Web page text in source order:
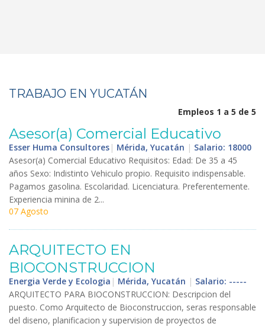
TRABAJO EN YUCATÁN
Empleos 1 a 5 de 5
Asesor(a) Comercial Educativo
Esser Huma Consultores | Mérida, Yucatán | Salario: 18000
Asesor(a) Comercial Educativo Requisitos: Edad: De 35 a 45
años Sexo: Indistinto Vehiculo propio. Requisito indispensable.
Pagamos gasolina. Escolaridad. Licenciatura. Preferentemente.
Experiencia minina de 2...
07 Agosto
ARQUITECTO EN
BIOCONSTRUCCION
Energia Verde y Ecologia | Mérida, Yucatán | Salario: -----
ARQUITECTO PARA BIOCONSTRUCCION: Descripcion del
puesto. Como Arquitecto de Bioconstruccion, seras responsable
del diseno, planificacion y supervision de proyectos de